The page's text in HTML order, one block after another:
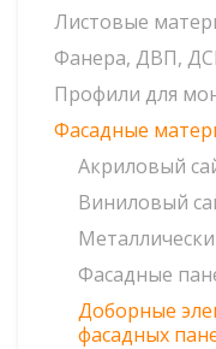
Листовые
Фанера, ДВП,
Профили для
Фасадные
Акриловый
Виниловый
Фасадные
Доборные
фасадных